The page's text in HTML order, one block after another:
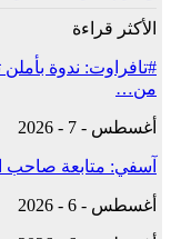
الأكثر قراءة
#تافراوت: ندوة
من…
أغسطس - 7 - 2026
آسفي: متابعة صاحب
أغسطس - 6 - 2026